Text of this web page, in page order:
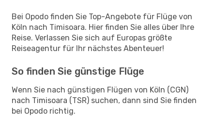
Bei Opodo finden Sie Top-Angebote für Flüge von
Köln nach Timisoara. Hier finden Sie alles über Ihre
Reise. Verlassen Sie sich auf Europas größte
Reiseagentur für Ihr nächstes Abenteuer!
So finden Sie günstige Flüge
Wenn Sie nach günstigen Flügen von Köln (CGN)
nach Timisoara (TSR) suchen, dann sind Sie finden
bei Opodo richtig.